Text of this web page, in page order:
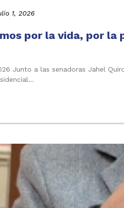
1, 2026
por la vida, por
Junto a las senadoras Jahel